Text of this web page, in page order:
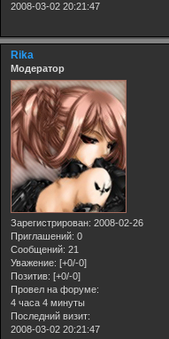
2008-03-02 20:21:47
Rika
Модератор
Зарегистрирован: 2008-02-26
Приглашений: 0
Сообщений: 21
Уважение: [+0/-0]
Позитив: [+0/-0]
Провел на форуме:
4 часа 4 минуты
Последний визит:
2008-03-02 20:21:47